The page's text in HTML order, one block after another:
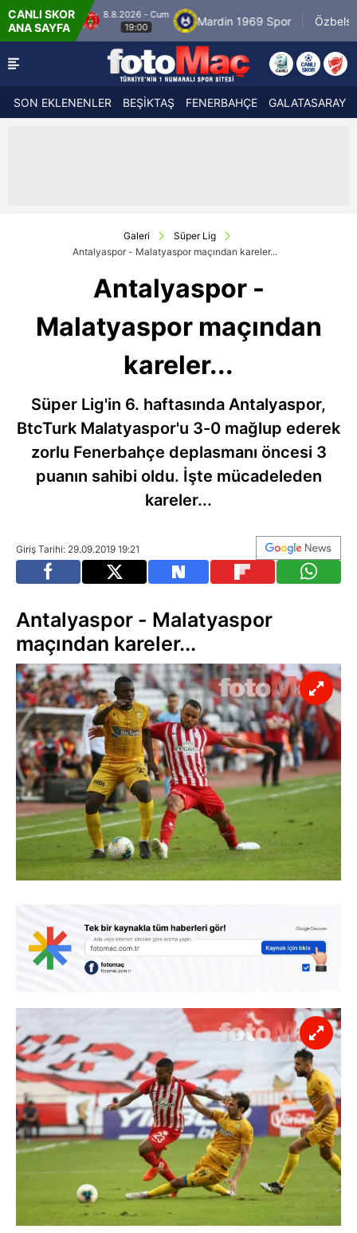
CANLI SKOR
ANA SAYFA
- Cum
19:00
Mardin 1969 Spor Özbelsan Sivasspor
SON EKLENENLER BEŞİKTAŞ FENERBAHÇE GALATASARAY
Galeri
Süper Lig
Antalyaspor - Malatyaspor maçından kareler...
Antalyaspor -
Malatyaspor maçından
kareler...
Süper Lig'in 6. haftasında Antalyaspor,
BtcTurk Malatyaspor'u 3-0 mağlup ederek
zorlu Fenerbahçe deplasmanı öncesi 3
puanın sahibi oldu. İşte mücadeleden
kareler...
Giriş Tarihi: 29.09.2019 19:21
Antalyaspor - Malatyaspor
maçından kareler...